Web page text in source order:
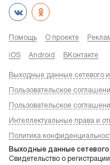
Помощь О проекте
iOS Android ВКонтакте
Выходные данные сетевого
Пользовательское
Пользовательское
Интеллектуальные права и
Политика
Выходные данные сетевого
Свидетельство о